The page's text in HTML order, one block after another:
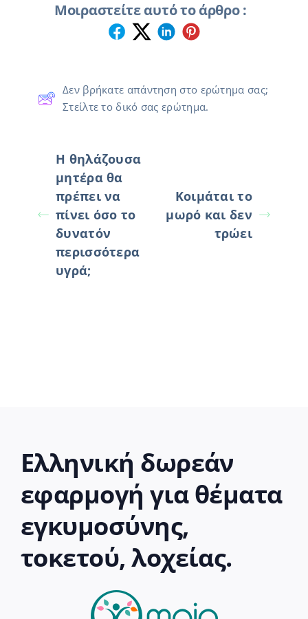
Μοιραστείτε αυτό το άρθρο :
Δεν βρήκατε απάντηση στο ερώτημα σας;
Στείλτε το δικό σας ερώτημα.
Η θηλάζουσα
μητέρα θα
πρέπει να
πίνει όσο το
δυνατόν
περισσότερα
υγρά;
Κοιμάται το
μωρό και δεν
τρώει
Ελληνική δωρεάν
εφαρμογή για θέματα
εγκυμοσύνης,
τοκετού, λοχείας.